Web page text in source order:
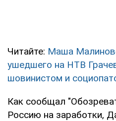
Читайте: Маша
ушедшего на НТВ
шовинистом и
Как сообщал
Россию на заработки,